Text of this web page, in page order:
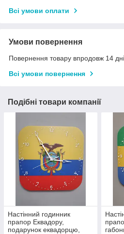
Всі умови оплати
Умови повернення
Повернення товару впродовж 14
Всі умови повернення
Подібні товари компанії
Настінний годинник
прапор Еквадору,
подарунок еквадорцю,